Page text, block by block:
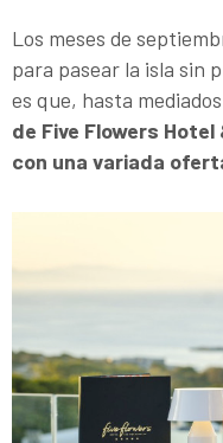
Los meses de
para pasear la isla sin
es que, hasta
de Five Flowers
con una variada